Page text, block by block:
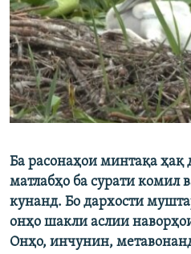
Ба расонаҳои минтақа
матлабҳо ба сурати комил
кунанд. Бо дархости
онҳо шакли аслии
Онҳо, инчунин,